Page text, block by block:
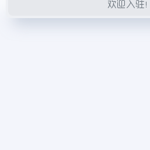
欢迎入驻！